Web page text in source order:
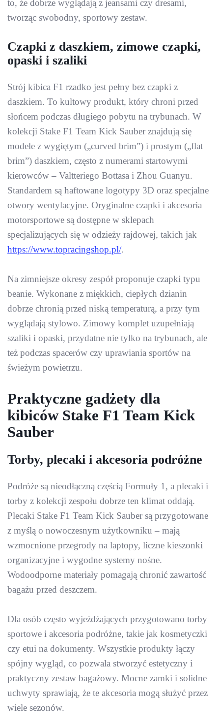
to, że dobrze wyglądają z jeansami czy dresami,
tworząc swobodny, sportowy zestaw.
Czapki z daszkiem, zimowe czapki,
opaski i szaliki
Strój kibica F1 rzadko jest pełny bez czapki z
daszkiem. To kultowy produkt, który chroni przed
słońcem podczas długiego pobytu na trybunach. W
kolekcji Stake F1 Team Kick Sauber znajdują się
modele z wygiętym („curved brim”) i prostym („flat
brim”) daszkiem, często z numerami startowymi
kierowców – Valtteriego Bottasa i Zhou Guanyu.
Standardem są haftowane logotypy 3D oraz specjalne
otwory wentylacyjne. Oryginalne czapki i akcesoria
motorsportowe są dostępne w sklepach
specjalizujących się w odzieży rajdowej, takich jak
https://www.topracingshop.pl/.
Na zimniejsze okresy zespół proponuje czapki typu
beanie. Wykonane z miękkich, ciepłych dzianin
dobrze chronią przed niską temperaturą, a przy tym
wyglądają stylowo. Zimowy komplet uzupełniają
szaliki i opaski, przydatne nie tylko na trybunach, ale
też podczas spacerów czy uprawiania sportów na
świeżym powietrzu.
Praktyczne gadżety dla
kibiców Stake F1 Team Kick
Sauber
Torby, plecaki i akcesoria podróżne
Podróże są nieodłączną częścią Formuły 1, a plecaki i
torby z kolekcji zespołu dobrze ten klimat oddają.
Plecaki Stake F1 Team Kick Sauber są przygotowane
z myślą o nowoczesnym użytkowniku – mają
wzmocnione przegrody na laptopy, liczne kieszonki
organizacyjne i wygodne systemy nośne.
Wodoodporne materiały pomagają chronić zawartość
bagażu przed deszczem.
Dla osób często wyjeżdżających przygotowano torby
sportowe i akcesoria podróżne, takie jak kosmetyczki
czy etui na dokumenty. Wszystkie produkty łączy
spójny wygląd, co pozwala stworzyć estetyczny i
praktyczny zestaw bagażowy. Mocne zamki i solidne
uchwyty sprawiają, że te akcesoria mogą służyć przez
wiele sezonów.